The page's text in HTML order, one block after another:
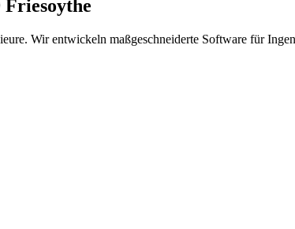
Friesoythe
Wir entwickeln maßgeschneiderte Software für